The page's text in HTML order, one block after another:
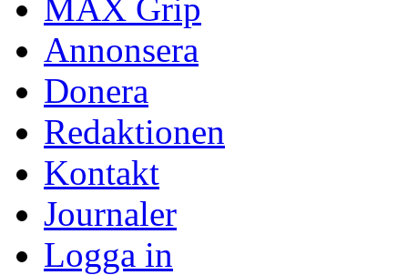
MAX Grip
Annonsera
Donera
Redaktionen
Kontakt
Journaler
Logga in